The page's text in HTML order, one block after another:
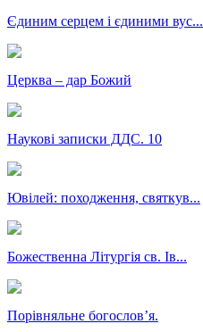
Єдиним серцем і єдиними вус...
Церква – дар Божий
Наукові записки ДДС. 10
Ювілей: походження, святкув...
Божественна Літургія св. Ів...
Порівняльне богословʼя.